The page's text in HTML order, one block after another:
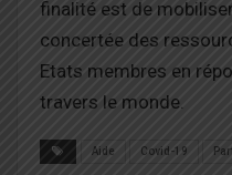
finalité est de
concertée des
Etats membres en
travers le monde.
Aide Covid-19